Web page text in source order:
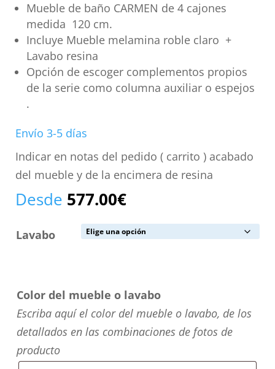
Mueble de baño CARMEN de 4 cajones
medida 120 cm.
Incluye Mueble melamina roble claro +
Lavabo resina
Opción de escoger complementos propios
de la serie como columna auxiliar o espejos
.
Envío 3-5 días
Indicar en notas del pedido ( carrito ) acabado
del mueble y de la encimera de resina
Desde 577.00€
Lavabo
Color del mueble o lavabo
Escriba aquí el color del mueble o lavabo, de los
detallados en las combinaciones de fotos de
producto